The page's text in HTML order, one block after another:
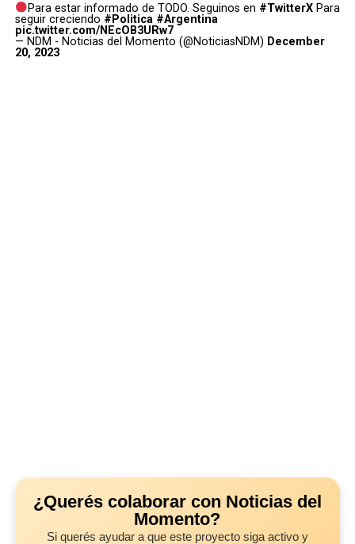
Para estar informado de TODO. Seguinos en #TwitterX Para
seguir creciendo #Politica #Argentina
pic.twitter.com/NEcOB3URw7
— NDM - Noticias del Momento (@NoticiasNDM) December
20, 2023
¿Querés colaborar con Noticias del
Momento?
Si querés ayudar a que este proyecto siga activo y